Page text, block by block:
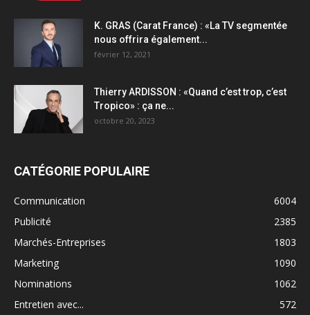
K. GRAS (Carat France) : «La TV segmentée
nous offrira également...
février 12, 2021
Thierry ARDISSON : «Quand c’est trop, c’est
Tropico» : ça ne...
octobre 20, 2023
CATÉGORIE POPULAIRE
Communication
6004
Publicité
2385
Marchés-Entreprises
1803
Marketing
1090
Nominations
1062
Entretien avec...
572